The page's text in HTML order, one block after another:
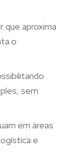
que aproxima
o
sem
em áreas
e